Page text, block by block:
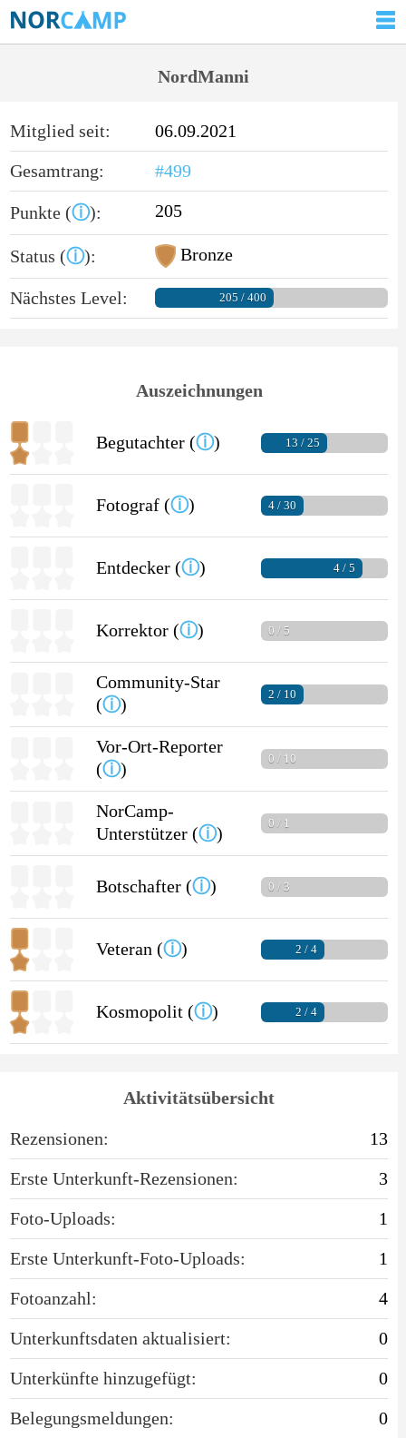
NordManni
Mitglied seit:
06.09.2021
Gesamtrang:
#499
Punkte (ⓘ): 205
Status (ⓘ): Bronze
Nächstes Level: 205 / 400
Auszeichnungen
Begutachter (ⓘ) 13 / 25
Fotograf (ⓘ) 4 / 30
Entdecker (ⓘ) 4 / 5
Korrektor (ⓘ) 0 / 5
Community-Star
(ⓘ)
2 / 10
Vor-Ort-Reporter
(ⓘ)
0 / 10
NorCamp-
Unterstützer (ⓘ)
0 / 1
Botschafter (ⓘ) 0 / 3
Veteran (ⓘ) 2 / 4
Kosmopolit (ⓘ) 2 / 4
Aktivitätsübersicht
Rezensionen:
13
Erste Unterkunft-Rezensionen:
3
Foto-Uploads:
1
Erste Unterkunft-Foto-Uploads:
1
Fotoanzahl:
4
Unterkunftsdaten aktualisiert:
0
Unterkünfte hinzugefügt:
0
Belegungsmeldungen:
0